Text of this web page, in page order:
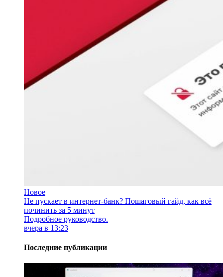
Новое
Не пускает в интернет-банк? Пошаговый гайд, как всё
починить за 5 минут
Подробное руководство.
вчера в 13:23
Последние публикации